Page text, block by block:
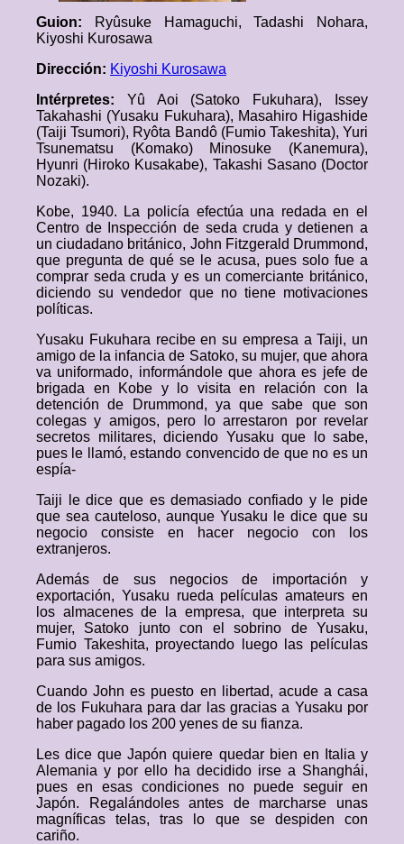
Guion:
Ryûsuke Hamaguchi, Tadashi Nohara,
Kiyoshi Kurosawa
Dirección: Kiyoshi Kurosawa
Intérpretes: Yû Aoi (Satoko Fukuhara), Issey
Takahashi (Yusaku Fukuhara), Masahiro Higashide
(Taiji Tsumori), Ryôta Bandô (Fumio Takeshita), Yuri
Tsunematsu (Komako) Minosuke (Kanemura),
Hyunri (Hiroko Kusakabe), Takashi Sasano (Doctor
Nozaki).
Kobe, 1940. La policía efectúa una redada en el
Centro de Inspección de seda cruda y detienen a
un ciudadano británico, John Fitzgerald Drummond,
que pregunta de qué se le acusa, pues solo fue a
comprar seda cruda y es un comerciante británico,
diciendo su vendedor que no tiene motivaciones
políticas.
Yusaku Fukuhara recibe en su empresa a Taiji, un
amigo de la infancia de Satoko, su mujer, que ahora
va uniformado, informándole que ahora es jefe de
brigada en Kobe y lo visita en relación con la
detención de Drummond, ya que sabe que son
colegas y amigos, pero lo arrestaron por revelar
secretos militares, diciendo Yusaku que lo sabe,
pues le llamó, estando convencido de que no es un
espía-
Taiji le dice que es demasiado confiado y le pide
que sea cauteloso, aunque Yusaku le dice que su
negocio consiste en hacer negocio con los
extranjeros.
Además de sus negocios de importación y
exportación, Yusaku rueda películas amateurs en
los almacenes de la empresa, que interpreta su
mujer, Satoko junto con el sobrino de Yusaku,
Fumio Takeshita, proyectando luego las películas
para sus amigos.
Cuando John es puesto en libertad, acude a casa
de los Fukuhara para dar las gracias a Yusaku por
haber pagado los 200 yenes de su fianza.
Les dice que Japón quiere quedar bien en Italia y
Alemania y por ello ha decidido irse a Shanghái,
pues en esas condiciones no puede seguir en
Japón. Regalándoles antes de marcharse unas
magníficas telas, tras lo que se despiden con
cariño.